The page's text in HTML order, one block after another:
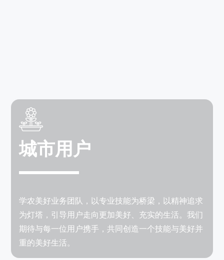
城市用户
学农美好业务团队，以专业技能为桥梁，以精神追求
为灯塔，引导用户走向更加美好、充实的生活。我们
期待与每一位用户携手，共同创造一个技能与美好并
重的美好生活。